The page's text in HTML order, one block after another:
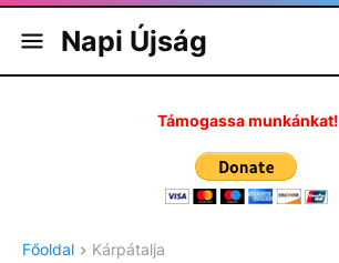
Napi Újság
Támogassa munkánkat!
Főoldal Kárpátalja